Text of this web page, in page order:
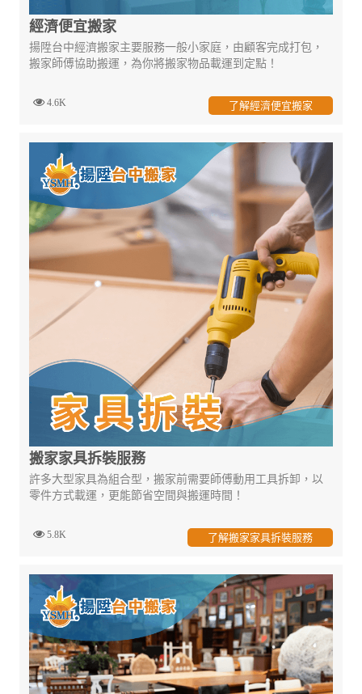
經濟便宜搬家
揚陞台中經濟搬家主要服務一般小家庭，由顧客完成打包，
搬家師傅協助搬運，為你將搬家物品載運到定點！
4.6K 了解經濟便宜搬家
搬家家具拆裝服務
許多大型家具為組合型，搬家前需要師傅動用工具拆卸，以
零件方式載運，更能節省空間與搬運時間！
5.8K 了解搬家家具拆裝服務